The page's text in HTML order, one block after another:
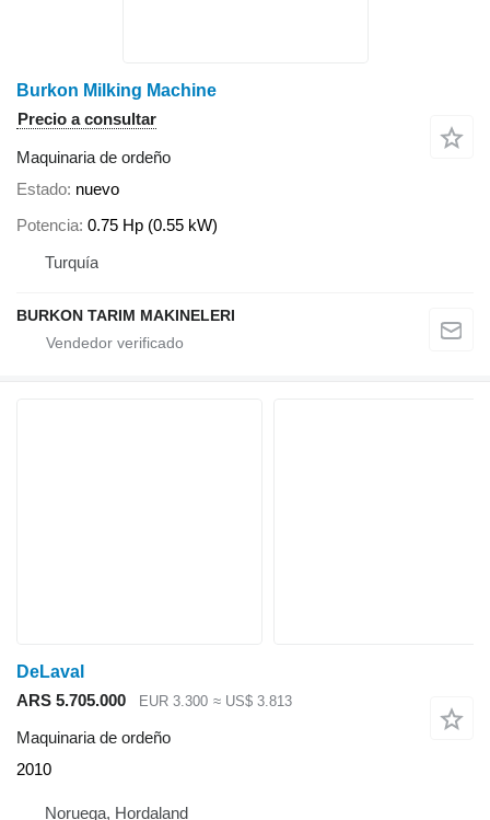
Burkon Milking Machine
Precio a consultar
Maquinaria de ordeño
Estado nuevo
Potencia 0.75 Hp (0.55 kW)
Turquía
BURKON TARIM MAKINELERI
DeLaval
ARS 5.705.000
EUR 3.300 ≈ US$ 3.813
Maquinaria de ordeño
2010
Noruega, Hordaland